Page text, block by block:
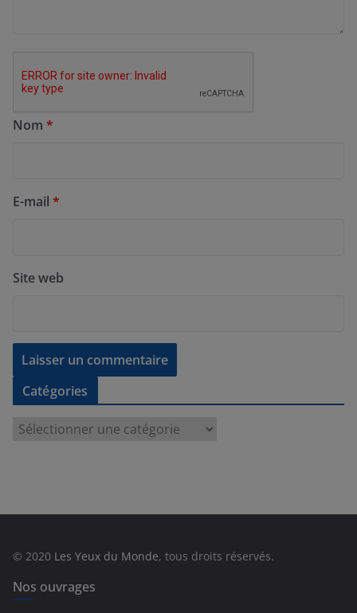
Nom *
E-mail *
Site web
Catégories
e
s
© 2020 Les Yeux du Monde, tous droits réservés.
Nos ouvrages